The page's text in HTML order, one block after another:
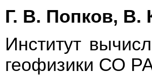
Г. В. Попков, В.
Институт
геофизики СО